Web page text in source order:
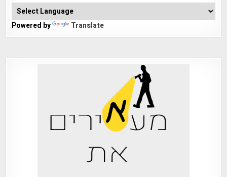
Powered by Translate